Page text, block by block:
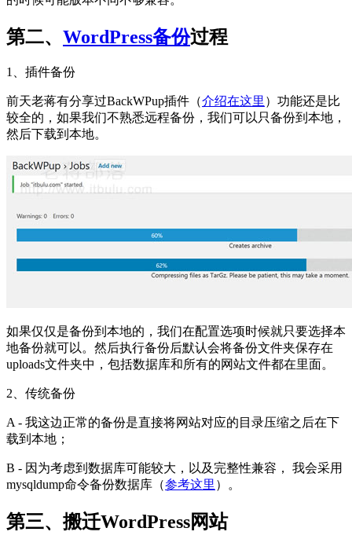
第二、 WordPress备份过程
1、插件备份
前天老蒋有分享过BackWPup插件（介绍在这里 ）功能还是比
较全的，如果我们不熟悉远程备份，我们可以只备份到本地，
然后下载到本地。
如果仅仅是备份到本地的，我们在配置选项时候就只要选择本
地备份就可以。然后执行备份后默认会将备份文件夹保存在
uploads文件夹中，包括数据库和所有的网站文件都在里面。
2、传统备份
A - 我这边正常的备份是直接将网站对应的目录压缩之后在下
载到本地；
B - 因为考虑到数据库可能较大，以及完整性兼容， 我会采用
mysqldump命令备份数据库（参考这里 ）。
第三、搬迁WordPress网站